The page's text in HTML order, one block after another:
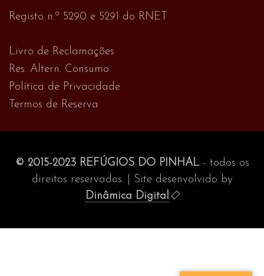
Registo n.º 5290 e 5291 do RNET
Livro de Reclamações
Res. Altern. Consumo
Política de Privacidade
Termos de Reserva
© 2015-2023 REFÚGIOS DO PINHAL- todos os
direitos reservados. | Site desenvolvido by
Dinâmica Digital